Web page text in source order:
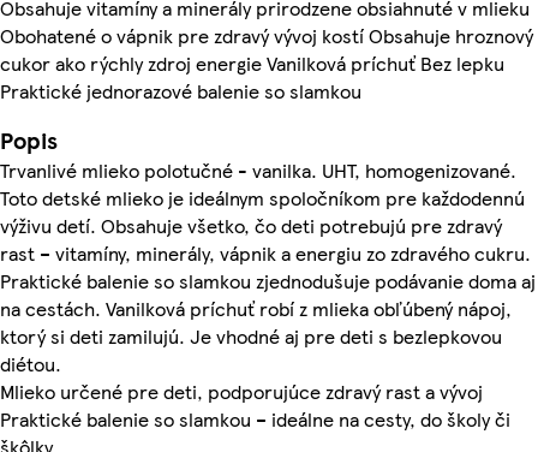
Obsahuje vitamíny a minerály prirodzene obsiahnuté v mlieku
Obohatené o vápnik pre zdravý vývoj kostí Obsahuje hroznový
cukor ako rýchly zdroj energie Vanilková príchuť Bez lepku
Praktické jednorazové balenie so slamkou
Popis
Trvanlivé mlieko polotučné - vanilka. UHT, homogenizované.
Toto detské mlieko je ideálnym spoločníkom pre každodennú
výživu detí. Obsahuje všetko, čo deti potrebujú pre zdravý
rast – vitamíny, minerály, vápnik a energiu zo zdravého cukru.
Praktické balenie so slamkou zjednodušuje podávanie doma aj
na cestách. Vanilková príchuť robí z mlieka obľúbený nápoj,
ktorý si deti zamilujú. Je vhodné aj pre deti s bezlepkovou
diétou.
Mlieko určené pre deti, podporujúce zdravý rast a vývoj
Praktické balenie so slamkou – ideálne na cesty, do školy či
škôlky